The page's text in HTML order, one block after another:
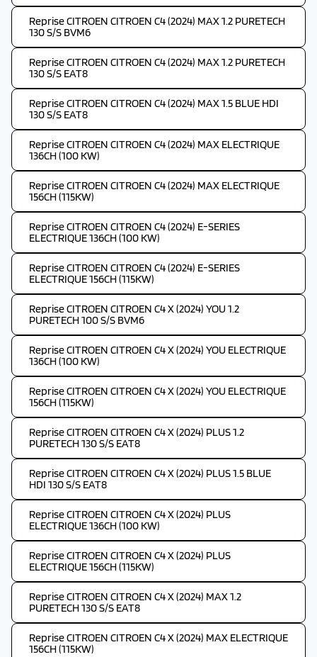
Reprise CITROEN CITROEN C4 (2024) MAX 1.2 PURETECH
130 S/S BVM6
Reprise CITROEN CITROEN C4 (2024) MAX 1.2 PURETECH
130 S/S EAT8
Reprise CITROEN CITROEN C4 (2024) MAX 1.5 BLUE HDI
130 S/S EAT8
Reprise CITROEN CITROEN C4 (2024) MAX ELECTRIQUE
136CH (100 KW)
Reprise CITROEN CITROEN C4 (2024) MAX ELECTRIQUE
156CH (115KW)
Reprise CITROEN CITROEN C4 (2024) E-SERIES
ELECTRIQUE 136CH (100 KW)
Reprise CITROEN CITROEN C4 (2024) E-SERIES
ELECTRIQUE 156CH (115KW)
Reprise CITROEN CITROEN C4 X (2024) YOU 1.2
PURETECH 100 S/S BVM6
Reprise CITROEN CITROEN C4 X (2024) YOU ELECTRIQUE
136CH (100 KW)
Reprise CITROEN CITROEN C4 X (2024) YOU ELECTRIQUE
156CH (115KW)
Reprise CITROEN CITROEN C4 X (2024) PLUS 1.2
PURETECH 130 S/S EAT8
Reprise CITROEN CITROEN C4 X (2024) PLUS 1.5 BLUE
HDI 130 S/S EAT8
Reprise CITROEN CITROEN C4 X (2024) PLUS
ELECTRIQUE 136CH (100 KW)
Reprise CITROEN CITROEN C4 X (2024) PLUS
ELECTRIQUE 156CH (115KW)
Reprise CITROEN CITROEN C4 X (2024) MAX 1.2
PURETECH 130 S/S EAT8
Reprise CITROEN CITROEN C4 X (2024) MAX ELECTRIQUE
156CH (115KW)